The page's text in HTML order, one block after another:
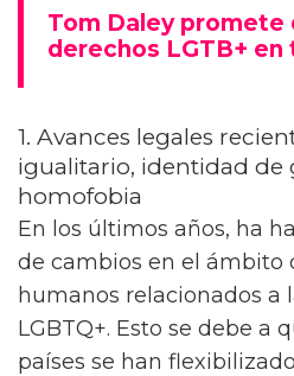
Tom Daley promete
derechos LGTB+
1. Avances legales
igualitario, identidad de
homofobia
En los últimos años, ha
de cambios en el ámbito
humanos relacionados a
LGBTQ+. Esto se debe a
países se han